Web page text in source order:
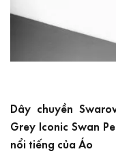
Dây chuyền
Grey Iconic Swan
nổi tiếng của Áo